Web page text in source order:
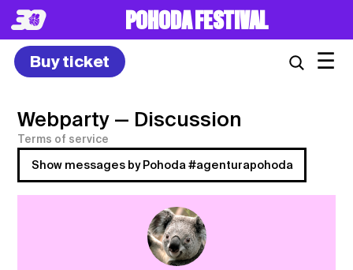
POHODA FESTIVAL
Buy ticket ☰
Webparty — Discussion
Terms of service
Show messages by Pohoda #agenturapohoda